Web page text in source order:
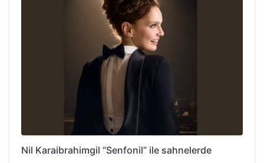
Nil Karaibrahimgil “Senfonil” ile sahnelerde